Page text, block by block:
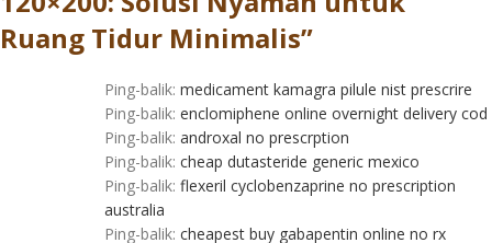
Ruang Tidur Minimalis”
Ping-balik: medicament kamagra pilule nist prescrire
Ping-balik: enclomiphene online overnight delivery cod
Ping-balik: androxal no prescrption
Ping-balik: cheap dutasteride generic mexico
Ping-balik: flexeril cyclobenzaprine no prescription
australia
Ping-balik: cheapest buy gabapentin online no rx